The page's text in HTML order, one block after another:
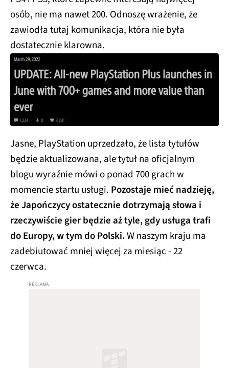
osób, nie ma nawet 200. Odnoszę wrażenie, że
zawiodła tutaj komunikacja, która nie była
dostatecznie klarowna.
Jasne, PlayStation uprzedzało, że lista tytułów
będzie aktualizowana, ale tytuł na oficjalnym
blogu wyraźnie mówi o ponad 700 grach w
momencie startu usługi. Pozostaje mieć nadzieję,
że Japończycy ostatecznie dotrzymają słowa i
rzeczywiście gier będzie aż tyle, gdy usługa trafi
do Europy, w tym do Polski.W naszym kraju ma
zadebiutować mniej więcej za miesiąc - 22
czerwca.